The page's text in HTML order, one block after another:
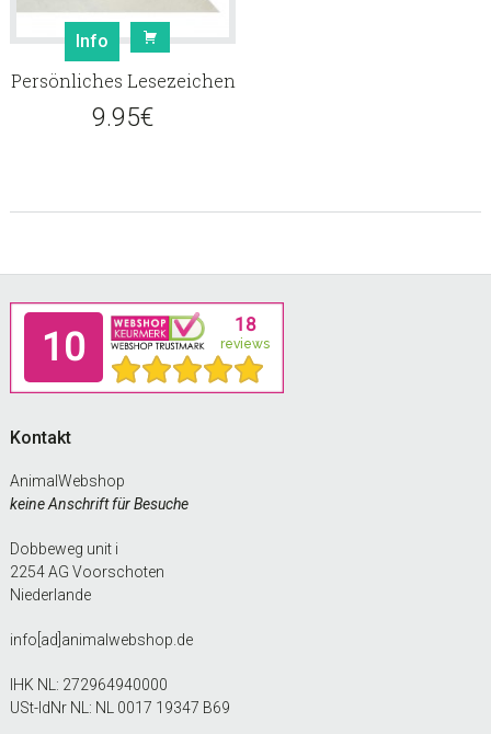
Info
Persönliches Lesezeichen
9.95€
Footer
Kontakt
AnimalWebshop
keine Anschrift für Besuche
Dobbeweg unit i
2254 AG Voorschoten
Niederlande
info[ad]animalwebshop.de
IHK NL: 272964940000
USt-IdNr NL: NL 0017 19347 B69